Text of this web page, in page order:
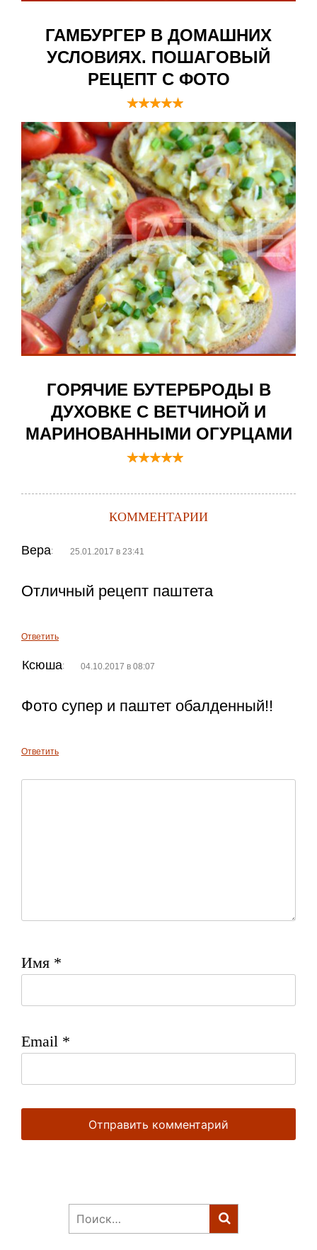
ГАМБУРГЕР В ДОМАШНИХ
УСЛОВИЯХ. ПОШАГОВЫЙ
РЕЦЕПТ С ФОТО
ГОРЯЧИЕ БУТЕРБРОДЫ В
ДУХОВКЕ С ВЕТЧИНОЙ И
МАРИНОВАННЫМИ ОГУРЦАМИ
КОММЕНТАРИИ
Вера: 25.01.2017 в 23:41
Отличный рецепт паштета
Ответить
Ксюша: 04.10.2017 в 08:07
Фото супер и паштет обалденный!!
Ответить
Имя *
Email *
Найти: